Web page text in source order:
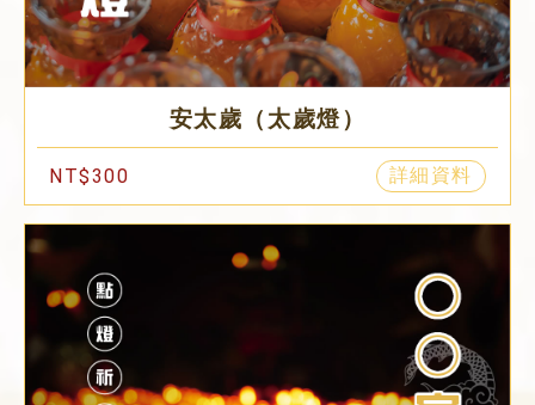
安太歲（太歲燈）
NT$300 詳細資料